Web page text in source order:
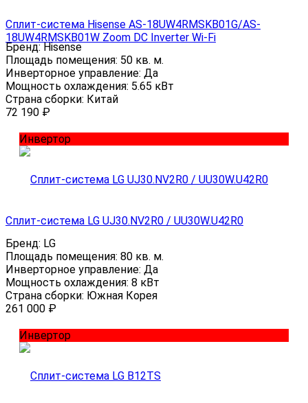
Сплит-система Hisense AS-18UW4RMSKB01G/AS-
18UW4RMSKB01W Zoom DC Inverter Wi-Fi
Бренд:Hisense
Площадь помещения: 50 кв. м.
Инверторное управление: Да
Мощность охлаждения: 5.65 кВт
Страна сборки: Китай
72 190 ₽
Инвертор
Сплит-система LG UJ30.NV2R0 / UU30W.U42R0
Бренд: LG
Площадь помещения: 80 кв. м.
Инверторное управление: Да
Мощность охлаждения: 8 кВт
Страна сборки: Южная Корея
261 000 ₽
Инвертор